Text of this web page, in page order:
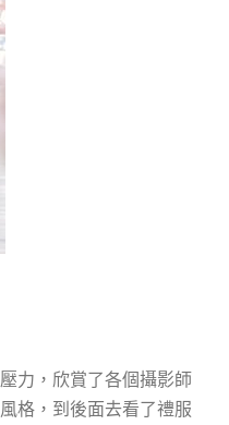
力，欣賞了各個攝影師
格，到後面去看了禮服